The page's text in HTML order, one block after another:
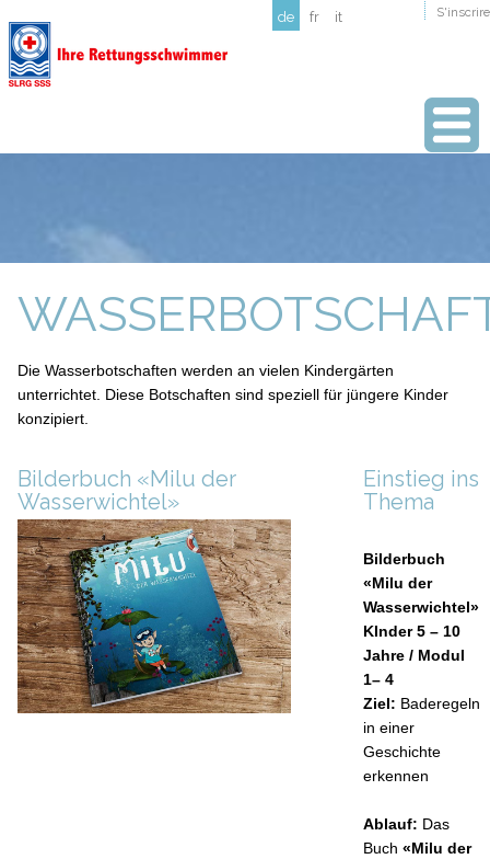
S'inscrire
de fr it
Die Wasserbotschaften werden an vielen Kindergärten
unterrichtet. Diese Botschaften sind speziell für jüngere Kinder
konzipiert.
Bilderbuch «Milu der
Wasserwichtel»
Einstieg ins
Thema
Bilderbuch
«Milu der
Wasserwichtel»
KInder 5 – 10
Jahre / Modul
1– 4
Ziel: Baderegeln
in einer
Geschichte
erkennen
Ablauf: Das
Buch «Milu der